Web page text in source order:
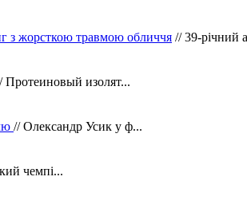
з жорсткою травмою обличчя // 39-річний
Протеиновый изолят...
// Олександр Усик у ф...
чемпі...